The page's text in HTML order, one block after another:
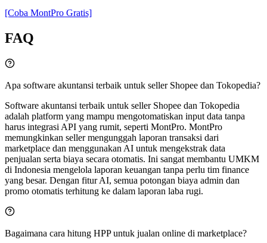
[Coba MontPro Gratis]
FAQ
Apa software akuntansi terbaik untuk seller Shopee dan Tokopedia?
Software akuntansi terbaik untuk seller Shopee dan Tokopedia
adalah platform yang mampu mengotomatiskan input data tanpa
harus integrasi API yang rumit, seperti MontPro. MontPro
memungkinkan seller mengunggah laporan transaksi dari
marketplace dan menggunakan AI untuk mengekstrak data
penjualan serta biaya secara otomatis. Ini sangat membantu UMKM
di Indonesia mengelola laporan keuangan tanpa perlu tim finance
yang besar. Dengan fitur AI, semua potongan biaya admin dan
promo otomatis terhitung ke dalam laporan laba rugi.
Bagaimana cara hitung HPP untuk jualan online di marketplace?